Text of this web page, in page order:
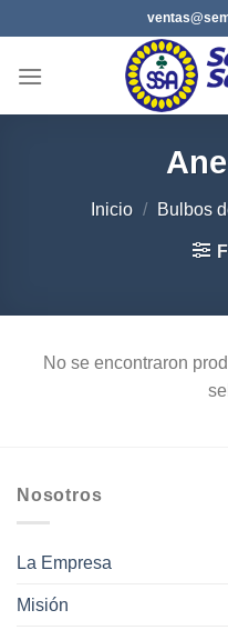
al
contenido
Inicio / Bulbos
No se encontraron
Nosotros
La Empresa
Misión